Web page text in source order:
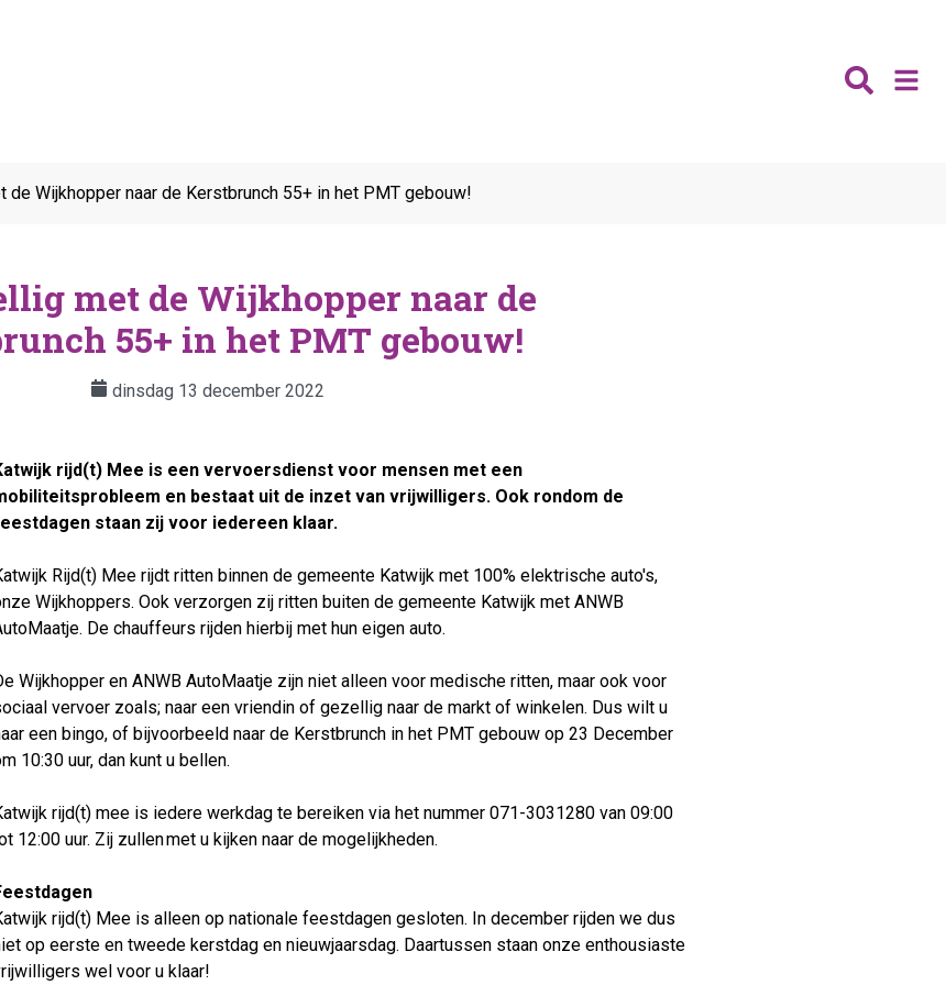
de Wijkhopper naar de Kerstbrunch 55+ in het PMT gebouw!
met de Wijkhopper naar de
55+ in het PMT gebouw!
dinsdag 13 december 2022
rijd(t) Mee is een vervoersdienst voor mensen met een
en bestaat uit de inzet van vrijwilligers. Ook rondom de
staan zij voor iedereen klaar.
Rijd(t) Mee rijdt ritten binnen de gemeente Katwijk met 100% elektrische auto's,
Wijkhoppers. Ook verzorgen zij ritten buiten de gemeente Katwijk met ANWB
De chauffeurs rijden hierbij met hun eigen auto.
Wijkhopper en ANWB AutoMaatje zijn niet alleen voor medische ritten, maar ook voor
vervoer zoals; naar een vriendin of gezellig naar de markt of winkelen. Dus wilt u
een bingo, of bijvoorbeeld naar de Kerstbrunch in het PMT gebouw op 23 December
10:30 uur, dan kunt u bellen.
rijd(t) mee is iedere werkdag te bereiken via het nummer 071-3031280 van 09:00
12:00 uur. Zij zullen met u kijken naar de mogelijkheden.
rijd(t) Mee is alleen op nationale feestdagen gesloten. In december rijden we dus
op eerste en tweede kerstdag en nieuwjaarsdag. Daartussen staan onze enthousiaste
wel voor u klaar!